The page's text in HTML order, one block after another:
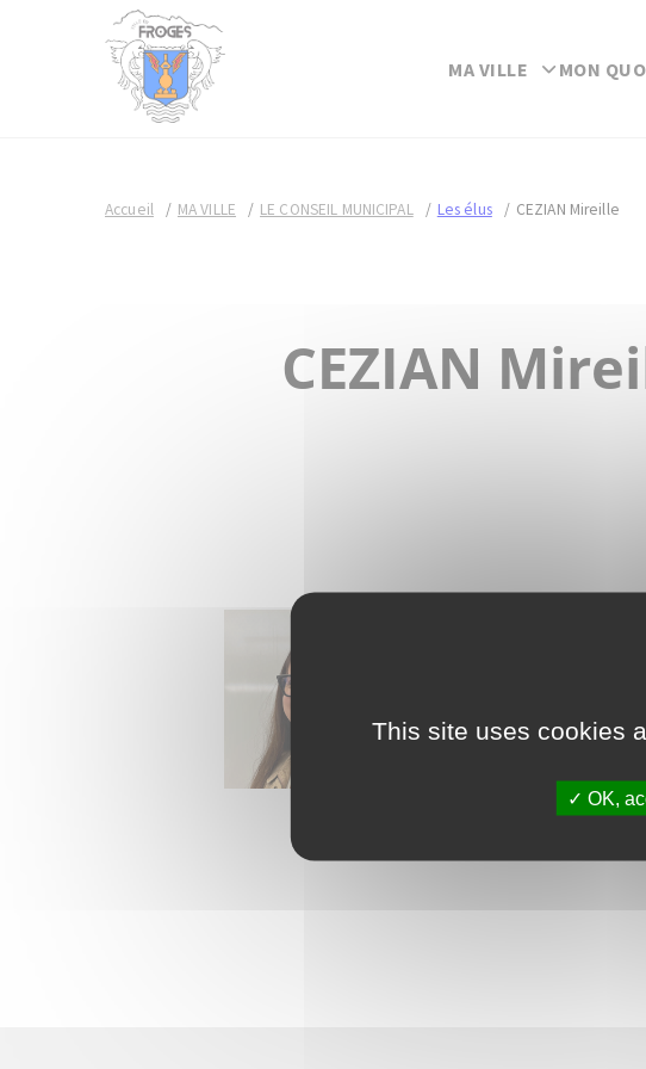
This site uses cookies
OK,
MA VILLE MON
Accueil MA VILLE LE CONSEIL MUNICIPAL Les élus CEZIAN Mireille
CEZIAN